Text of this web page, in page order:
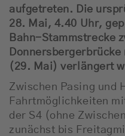
aufgetreten. Die
28. Mai, 4.40 Uhr,
Bahn-Stammstrecke
(29. Mai) verlängert
Zwischen Pasing und
Fahrtmöglichkeiten
der S4 (ohne
zunächst bis